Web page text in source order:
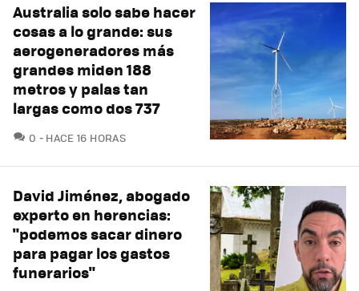
Australia solo sabe hacer
cosas a lo grande: sus
aerogeneradores más
grandes miden 188
metros y palas tan
largas como dos 737
0 COMENTARIOS
HACE 16 HORAS
David Jiménez, abogado
experto en herencias:
"podemos sacar dinero
para pagar los gastos
funerarios"